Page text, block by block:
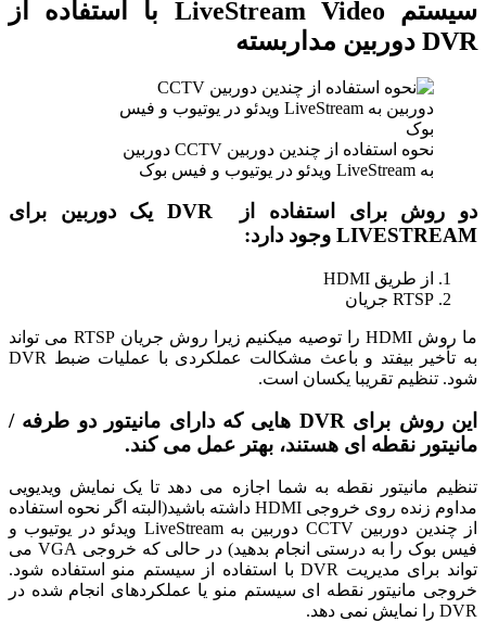
سیستم LiveStream Video با استفاده از
DVR دوربین مداربسته
نحوه استفاده از چندین دوربین CCTV دوربین
به LiveStream ویدئو در یوتیوب و فیس بوک
دو روش برای استفاده از DVR یک دوربین برای
LIVESTREAM وجود دارد:
از طریق HDMI
RTSP جریان
ما روش HDMI را توصیه میکنیم زیرا روش جریان RTSP می تواند
به تأخیر بیفتد و باعث مشکالت عملکردی با عملیات ضبط DVR
شود. تنظیم تقریبا یکسان است.
این روش برای DVR هایی که دارای مانیتور دو طرفه /
مانیتور نقطه ای هستند، بهتر عمل می کند.
تنظیم مانیتور نقطه به شما اجازه می دهد تا یک نمایش ویدیویی
مداوم زنده روی خروجی HDMI داشته باشید(البته اگر نحوه استفاده
از چندین دوربین CCTV دوربین به LiveStream ویدئو در یوتیوب و
فیس بوک را به درستی انجام بدهید) در حالی که خروجی VGA می
تواند برای مدیریت DVR با استفاده از سیستم منو استفاده شود.
خروجی مانیتور نقطه ای سیستم منو یا عملکردهای انجام شده در
DVR را نمایش نمی دهد.